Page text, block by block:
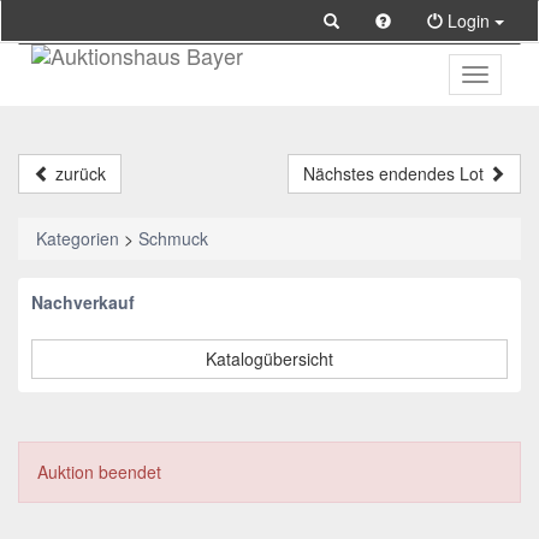
Login
Toggle
primary
zurück Nächstes endendes Lot
Kategorien > Schmuck
Nachverkauf
Katalogübersicht
Auktion beendet